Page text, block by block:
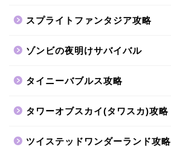
スプライトファンタジア攻略
ゾンビの夜明けサバイバル
タイニーバブルス攻略
タワーオブスカイ(タワスカ)攻略
ツイステッドワンダーランド攻略